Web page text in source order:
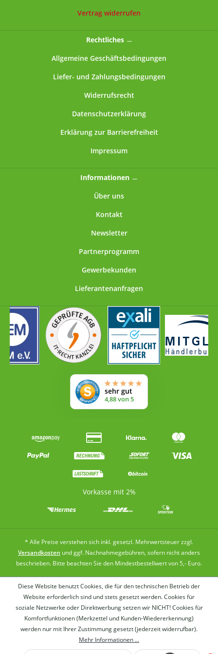
mmDurchmesser: ca. 99 mmGewicht: ca. 101 g
Vertrag widerrufen
Rechtliches
Allgemeine Geschäftsbedingungen
Liefer- und Zahlungsbedingungen
Widerrufsrecht
Datenschutzerklärung
Erklärung zur Barrierefreiheit
Impressum
Informationen
Über uns
Kontakt
Newsletter
Partnerprogramm
Gewerbekunden
Lieferantenanfragen
Vorkasse mit 2%
* Alle Preise verstehen sich inkl. gesetzl. Mehrwertsteuer zzgl.
Versandkosten und ggf. Nachnahmegebühren, sofern nicht anders
beschrieben. Bitte beachten Sie den Mindestbestellwert von 5,- Euro.
Diese Website benutzt Cookies, die für den technischen Betrieb der
Website erforderlich sind und stets gesetzt werden. Cookies für
soziale Netzwerke oder Direktwerbung setzen wir NICHT! Cookies für
Komfortfunktionen (Merkzettel und Kunden-Wiedererkennung)
werden nur mit Ihrer Zustimmung gesetzt (jederzeit widerrufbar).
Mehr Informationen ...